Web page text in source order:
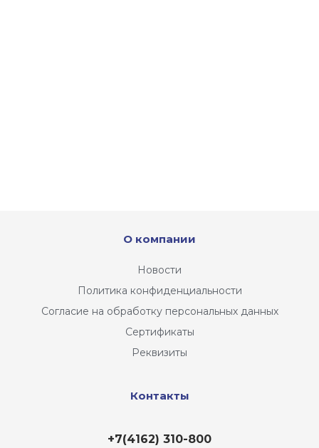
О компании
Новости
Политика конфиденциальности
Согласие на обработку персональных данных
Сертификаты
Реквизиты
Контакты
+7(4162) 310-800